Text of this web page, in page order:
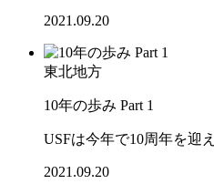
2021.09.20
東北地方
10年の歩み Part 1
USFは今年で10周年を迎
2021.09.20